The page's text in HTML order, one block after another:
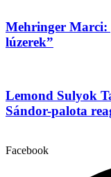
Mehringer Marci:
lúzerek”
Lemond Sulyok
Sándor-palota
Facebook